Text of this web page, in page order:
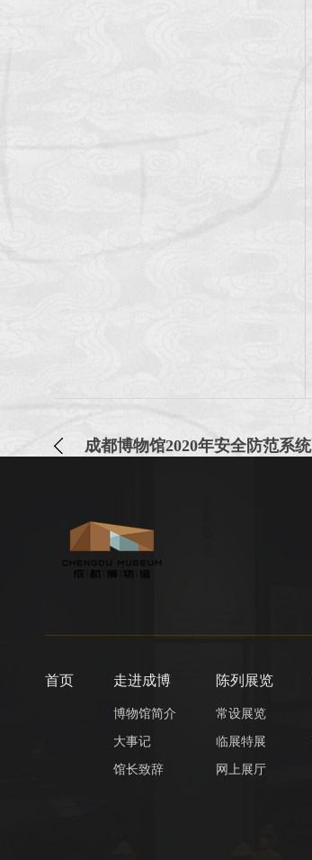
成都博物馆2020年安全防范系
首页 走进成博
博物馆简介
大事记
馆长致辞
陈列展览
常设展览
临展特展
网上展厅